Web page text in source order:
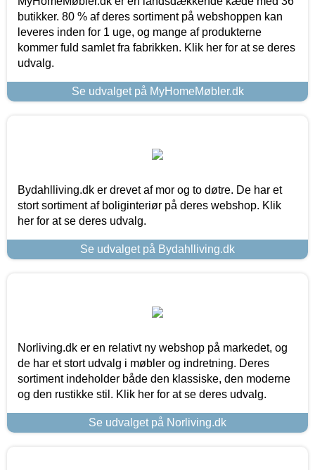
butikker. 80 % af deres sortiment på webshoppen kan
leveres inden for 1 uge, og mange af produkterne
kommer fuld samlet fra fabrikken. Klik her for at se deres
udvalg.
Se udvalget på MyHomeMøbler.dk
Bydahlliving.dk er drevet af mor og to døtre. De har et
stort sortiment af boliginteriør på deres webshop. Klik
her for at se deres udvalg.
Se udvalget på Bydahlliving.dk
Norliving.dk er en relativt ny webshop på markedet, og
de har et stort udvalg i møbler og indretning. Deres
sortiment indeholder både den klassiske, den moderne
og den rustikke stil. Klik her for at se deres udvalg.
Se udvalget på Norliving.dk